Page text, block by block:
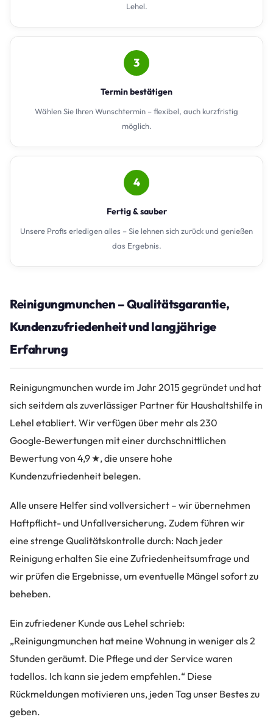
Lehel.
3
Termin bestätigen
Wählen Sie Ihren Wunschtermin – flexibel, auch kurzfristig
möglich.
4
Fertig & sauber
Unsere Profis erledigen alles – Sie lehnen sich zurück und genießen
das Ergebnis.
Reinigungmunchen – Qualitätsgarantie,
Kundenzufriedenheit und langjährige
Erfahrung
Reinigungmunchen wurde im Jahr 2015 gegründet und hat
sich seitdem als zuverlässiger Partner für Haushaltshilfe in
Lehel etabliert. Wir verfügen über mehr als 230
Google‑Bewertungen mit einer durchschnittlichen
Bewertung von 4,9 ★, die unsere hohe
Kundenzufriedenheit belegen.
Alle unsere Helfer sind vollversichert – wir übernehmen
Haftpflicht- und Unfallversicherung. Zudem führen wir
eine strenge Qualitätskontrolle durch: Nach jeder
Reinigung erhalten Sie eine Zufriedenheitsumfrage und
wir prüfen die Ergebnisse, um eventuelle Mängel sofort zu
beheben.
Ein zufriedener Kunde aus Lehel schrieb:
„Reinigungmunchen hat meine Wohnung in weniger als 2
Stunden geräumt. Die Pflege und der Service waren
tadellos. Ich kann sie jedem empfehlen.“ Diese
Rückmeldungen motivieren uns, jeden Tag unser Bestes zu
geben.